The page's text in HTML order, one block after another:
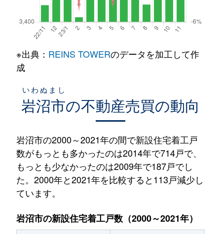
※出典： REINS TOWERのデータを加工して作
成
岩沼市
いわぬまし
の不動産売買の動向
岩沼市の2000～2021年の間で新設住宅着工戸
数がもっとも多かったのは2014年で714戸で、
もっとも少なかったのは2009年で187戸でし
た。2000年と2021年を比較すると113戸減少し
ています。
岩沼市の新設住宅着工戸数（2000～2021年）